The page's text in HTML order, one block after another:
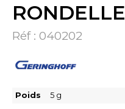
RONDELLE
Réf : 040202
Poids 5 g